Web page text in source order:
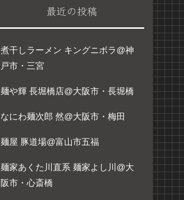
最近の投稿
煮干しラーメン キングニボラ@神
戸市・三宮
麺や輝 長堀橋店@大阪市・長堀橋
なにわ麺次郎 然@大阪市・梅田
麺屋 豚道場@富山市五福
麺家あくた川直系 麺家よし川@大
阪市・心斎橋